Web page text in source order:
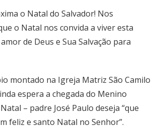
o Natal do Salvador! Nos
o Natal nos convida a viver esta
de Deus e Sua Salvação para
montado na Igreja Matriz São Camilo
espera a chegada do Menino
– padre José Paulo deseja “que
feliz e santo Natal no Senhor”.